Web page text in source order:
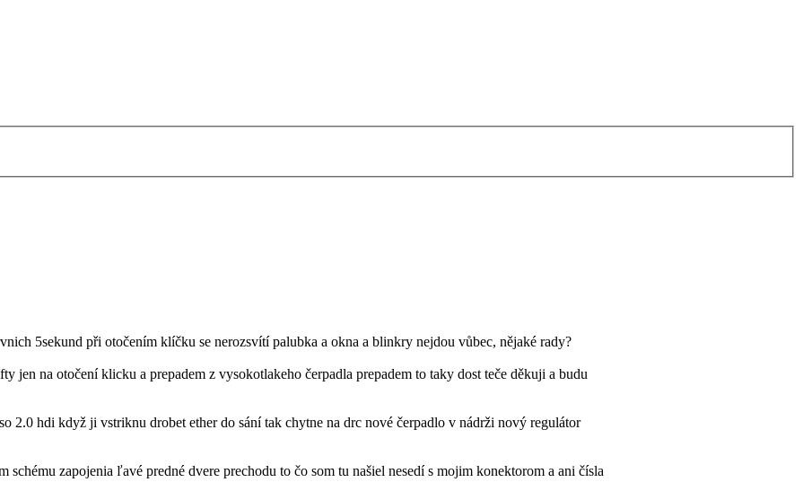
5sekund při otočením klíčku se nerozsvítí palubka a okna a blinkry nejdou vůbec, nějaké rady?
jen na otočení klicku a prepadem z vysokotlakeho čerpadla prepadem to taky dost teče děkuji a budu
2.0 hdi když ji vstriknu drobet ether do sání tak chytne na drc nové čerpadlo v nádrži nový regulátor
zapojenia ľavé predné dvere prechodu to čo som tu našiel nesedí s mojim konektorom a ani čísla